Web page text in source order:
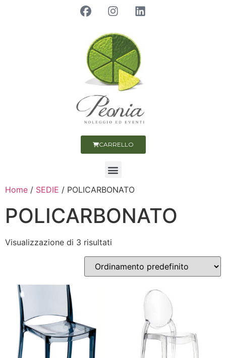
CARRELLO
Home / SEDIE / POLICARBONATO
POLICARBONATO
Visualizzazione di 3 risultati